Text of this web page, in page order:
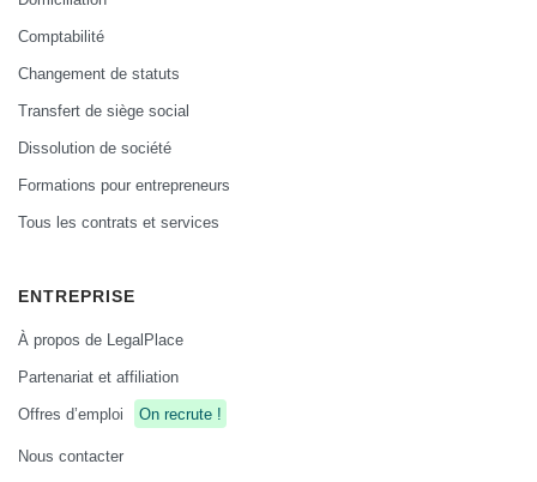
Comptabilité
Changement de statuts
Transfert de siège social
Dissolution de société
Formations pour entrepreneurs
Tous les contrats et services
ENTREPRISE
À propos de LegalPlace
Partenariat et affiliation
Offres d’emploi
On recrute !
Nous contacter